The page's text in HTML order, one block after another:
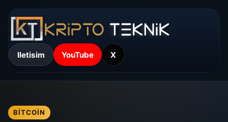
Iletisim YouTube X
BITCOIN